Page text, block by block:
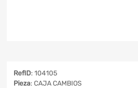
RefID: 104105
Pieza: CAJA CAMBIOS